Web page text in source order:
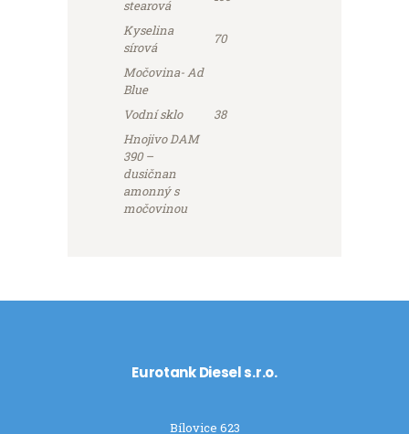
stearová
Kyselina
sírová
70
Močovina- Ad
Blue
Vodní sklo
38
Hnojivo DAM
390 –
dusičnan
amonný s
močovinou
Eurotank Diesel s.r.o.
Bílovice 623